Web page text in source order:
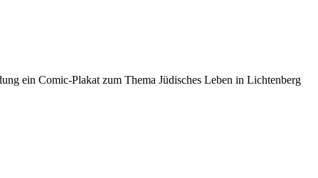
ein Comic-Plakat zum Thema Jüdisches Leben in Lichtenberg